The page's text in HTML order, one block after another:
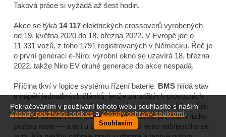
Taková práce si vyžádá až šest hodin.
Akce se týká 14 117 elektrických crossoverů vyrobených
od 19. května 2020 do 18. března 2022. V Evropě jde o
11 331 vozů, z toho 1791 registrovaných v Německu. Řeč je
o první generaci e-Niro: výrobní okno se uzavírá 18. března
2022, takže Niro EV druhé generace do akce nespadá.
Příčina tkví v logice systému řízení baterie. BMS hlídá stav
a napětí jednotlivých článků, jenže za určitých provozních
podmínek je tato kontrola omezená a závadu uvnitř modulu
nemusí odhalit včas. Články se pak mohou přehřát a riziko
požáru roste — a to i u zaparkovaného nebo nabíjejícího se
Pokračováním v používání tohoto webu souhlasíte s naším
Zásady používání cookiesaZásady ochrany soukromí.
Souhlasím